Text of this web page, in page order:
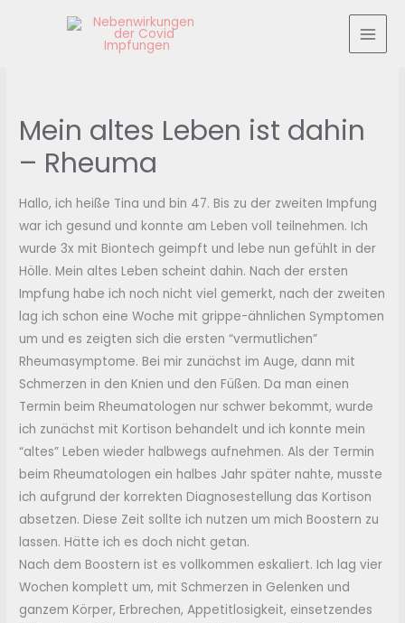
Mein altes Leben ist dahin
– Rheuma
Hallo, ich heiße Tina und bin 47. Bis zu der zweiten Impfung
war ich gesund und konnte am Leben voll teilnehmen. Ich
wurde 3x mit Biontech geimpft und lebe nun gefühlt in der
Hölle. Mein altes Leben scheint dahin. Nach der ersten
Impfung habe ich noch nicht viel gemerkt, nach der zweiten
lag ich schon eine Woche mit grippe-ähnlichen Symptomen
um und es zeigten sich die ersten “vermutlichen”
Rheumasymptome. Bei mir zunächst im Auge, dann mit
Schmerzen in den Knien und den Füßen. Da man einen
Termin beim Rheumatologen nur schwer bekommt, wurde
ich zunächst mit Kortison behandelt und ich konnte mein
“altes” Leben wieder halbwegs aufnehmen. Als der Termin
beim Rheumatologen ein halbes Jahr später nahte, musste
ich aufgrund der korrekten Diagnosestellung das Kortison
absetzen. Diese Zeit sollte ich nutzen um mich Boostern zu
lassen. Hätte ich es doch nicht getan.
Nach dem Boostern ist es vollkommen eskaliert. Ich lag vier
Wochen komplett um, mit Schmerzen in Gelenken und
ganzem Körper, Erbrechen, Appetitlosigkeit, einsetzendes